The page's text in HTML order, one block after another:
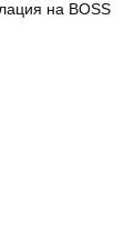
на BOSS